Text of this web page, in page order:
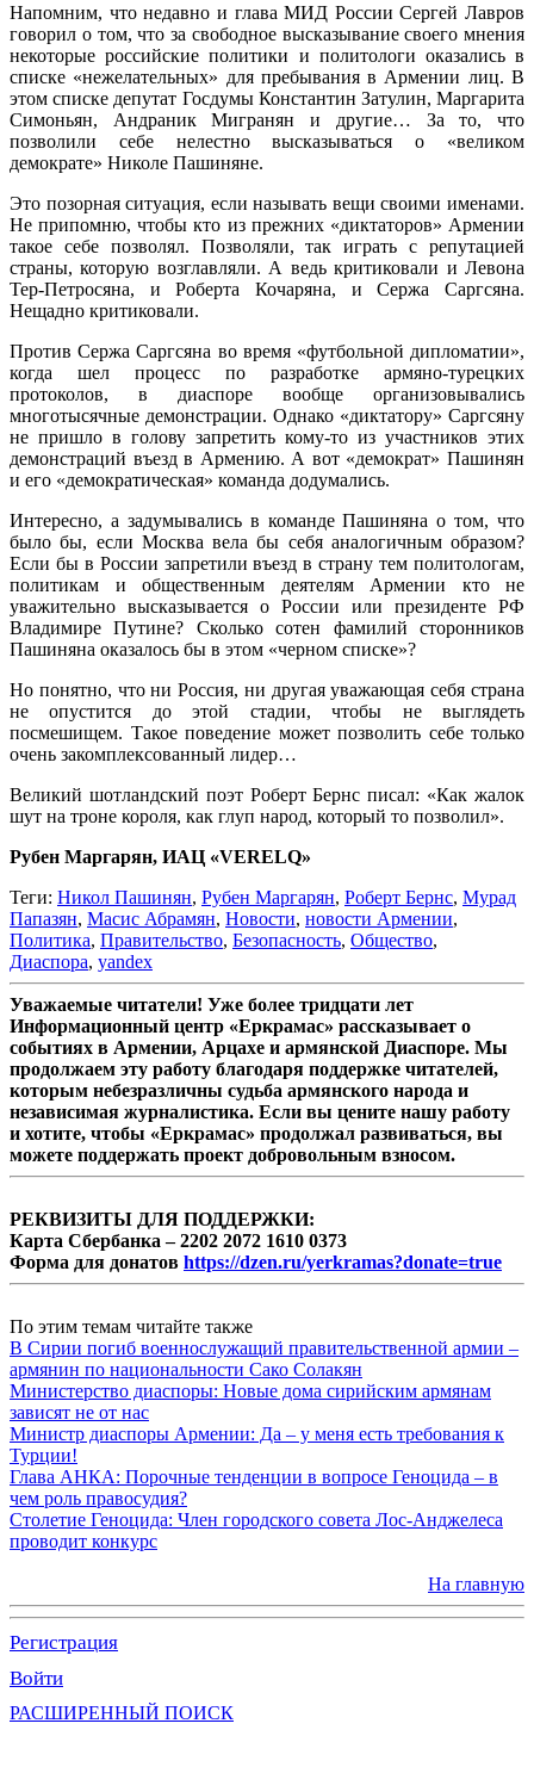
Напомним, что недавно и глава МИД России Сергей Лавров
говорил о том, что за свободное высказывание своего мнения
некоторые российские политики и политологи оказались в
списке «нежелательных» для пребывания в Армении лиц. В
этом списке депутат Госдумы Константин Затулин, Маргарита
Симоньян, Андраник Мигранян и другие… За то, что
позволили себе нелестно высказываться о «великом
демократе» Николе Пашиняне.
Это позорная ситуация, если называть вещи своими именами.
Не припомню, чтобы кто из прежних «диктаторов» Армении
такое себе позволял. Позволяли, так играть с репутацией
страны, которую возглавляли. А ведь критиковали и Левона
Тер-Петросяна, и Роберта Кочаряна, и Сержа Саргсяна.
Нещадно критиковали.
Против Сержа Саргсяна во время «футбольной дипломатии»,
когда шел процесс по разработке армяно-турецких
протоколов, в диаспоре вообще организовывались
многотысячные демонстрации. Однако «диктатору» Саргсяну
не пришло в голову запретить кому-то из участников этих
демонстраций въезд в Армению. А вот «демократ» Пашинян
и его «демократическая» команда додумались.
Интересно, а задумывались в команде Пашиняна о том, что
было бы, если Москва вела бы себя аналогичным образом?
Если бы в России запретили въезд в страну тем политологам,
политикам и общественным деятелям Армении кто не
уважительно высказывается о России или президенте РФ
Владимире Путине? Сколько сотен фамилий сторонников
Пашиняна оказалось бы в этом «черном списке»?
Но понятно, что ни Россия, ни другая уважающая себя страна
не опустится до этой стадии, чтобы не выглядеть
посмешищем. Такое поведение может позволить себе только
очень закомплексованный лидер…
Великий шотландский поэт Роберт Бернс писал: «Как жалок
шут на троне короля, как глуп народ, который то позволил».
Рубен Маргарян, ИАЦ «VERELQ»
Теги: Никол Пашинян, Рубен Маргарян, Роберт Бернс, Мурад
Папазян, Масис Абрамян, Новости, новости Армении,
Политика, Правительство, Безопасность, Общество,
Диаспора, yandex
Уважаемые читатели! Уже более тридцати лет
Информационный центр «Еркрамас» рассказывает о
событиях в Армении, Арцахе и армянской Диаспоре. Мы
продолжаем эту работу благодаря поддержке читателей,
которым небезразличны судьба армянского народа и
независимая журналистика. Если вы цените нашу работу
и хотите, чтобы «Еркрамас» продолжал развиваться, вы
можете поддержать проект добровольным взносом.
РЕКВИЗИТЫ ДЛЯ ПОДДЕРЖКИ:
Карта Сбербанка – 2202 2072 1610 0373
Форма для донатов https://dzen.ru/yerkramas?donate=true
По этим темам читайте также
В Сирии погиб военнослужащий правительственной армии –
армянин по национальности Сако Солакян
Министерство диаспоры: Новые дома сирийским армянам
зависят не от нас
Министр диаспоры Армении: Да – у меня есть требования к
Турции!
Глава АНКА: Порочные тенденции в вопросе Геноцида – в
чем роль правосудия?
Столетие Геноцида: Член городского совета Лос-Анджелеса
проводит конкурс
На главную
Регистрация
Войти
РАСШИРЕННЫЙ ПОИСК